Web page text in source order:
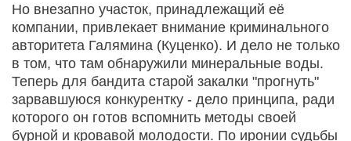
Но внезапно участок, принадлежащий её
компании, привлекает внимание криминального
авторитета Галямина (Куценко). И дело не только
в том, что там обнаружили минеральные воды.
Теперь для бандита старой закалки "прогнуть"
зарвавшуюся конкурентку - дело принципа, ради
которого он готов вспомнить методы своей
бурной и кровавой молодости. По иронии судьбы